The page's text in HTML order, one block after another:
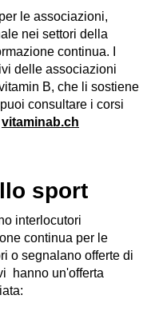
le associazioni,
nei settori della
continua. I
delle associazioni
B, che li sostiene
consultare i corsi
vitaminab.ch
sport
interlocutori
continua per le
o segnalano offerte di
hanno un'offerta